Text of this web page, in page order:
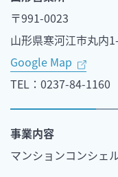
〒991-0023
山形県寒河江市丸内
Google Map
TEL：0237-84-
事業内容
マンションコンシェ